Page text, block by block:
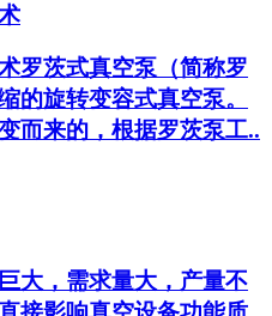
罗茨式真空泵（简称罗
的旋转变容式真空泵。
而来的，根据罗茨泵工..
，需求量大，产量不